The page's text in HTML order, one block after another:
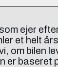
ejer
et helt
om bilen
er baseret